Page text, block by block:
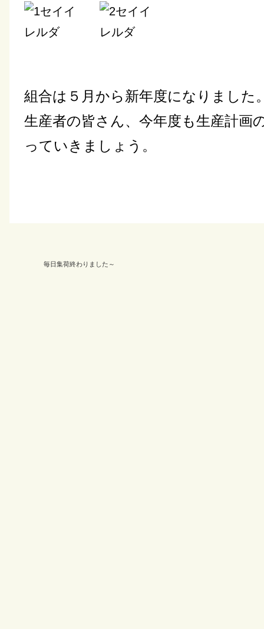
組合は５月から新年度になりました
生産者の皆さん、今年度も生産計画
っていきましょう。
毎日集荷終わりました～